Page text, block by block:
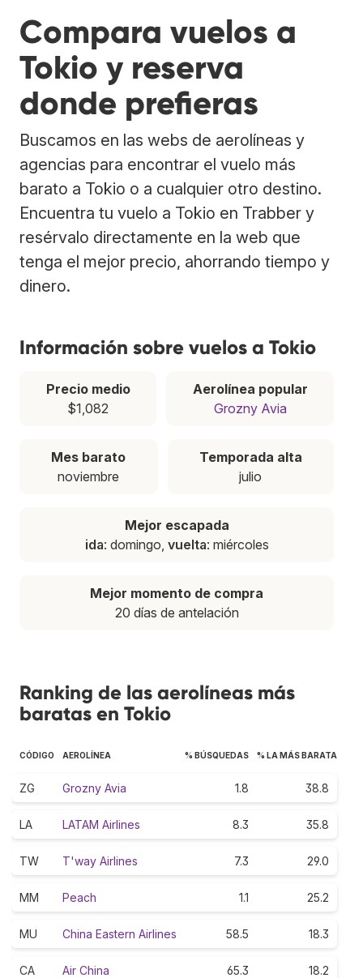
Compara vuelos a
Tokio y reserva
donde prefieras
Buscamos en las webs de aerolíneas y
agencias para encontrar el vuelo más
barato a Tokio o a cualquier otro destino.
Encuentra tu vuelo a Tokio en Trabber y
resérvalo directamente en la web que
tenga el mejor precio, ahorrando tiempo y
dinero.
Información sobre vuelos a Tokio
Precio medio
$1,082
Aerolínea popular
Grozny Avia
Mes barato
noviembre
Temporada alta
julio
Mejor escapada
ida: domingo, vuelta: miércoles
Mejor momento de compra
20 días de antelación
Ranking de las aerolíneas más
baratas en Tokio
CÓDIGO AEROLÍNEA % BÚSQUEDAS % LA MÁS BARATA
ZG Grozny Avia 1.8 38.8
LA LATAM Airlines 8.3 35.8
TW T'way Airlines 7.3 29.0
MM Peach 1.1 25.2
MU China Eastern Airlines 58.5 18.3
CA Air China 65.3 18.2